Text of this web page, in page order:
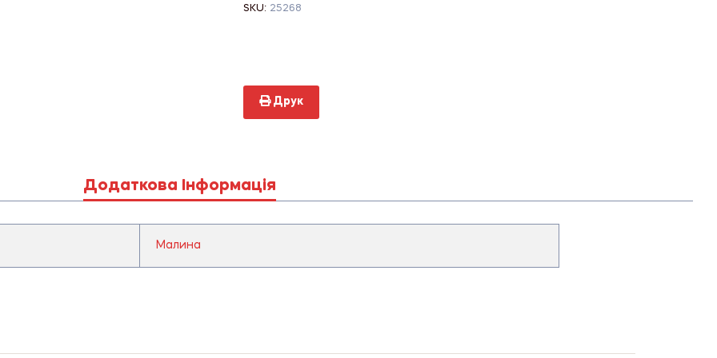
SKU: 25268
Друк
Додаткова Інформація
Малина